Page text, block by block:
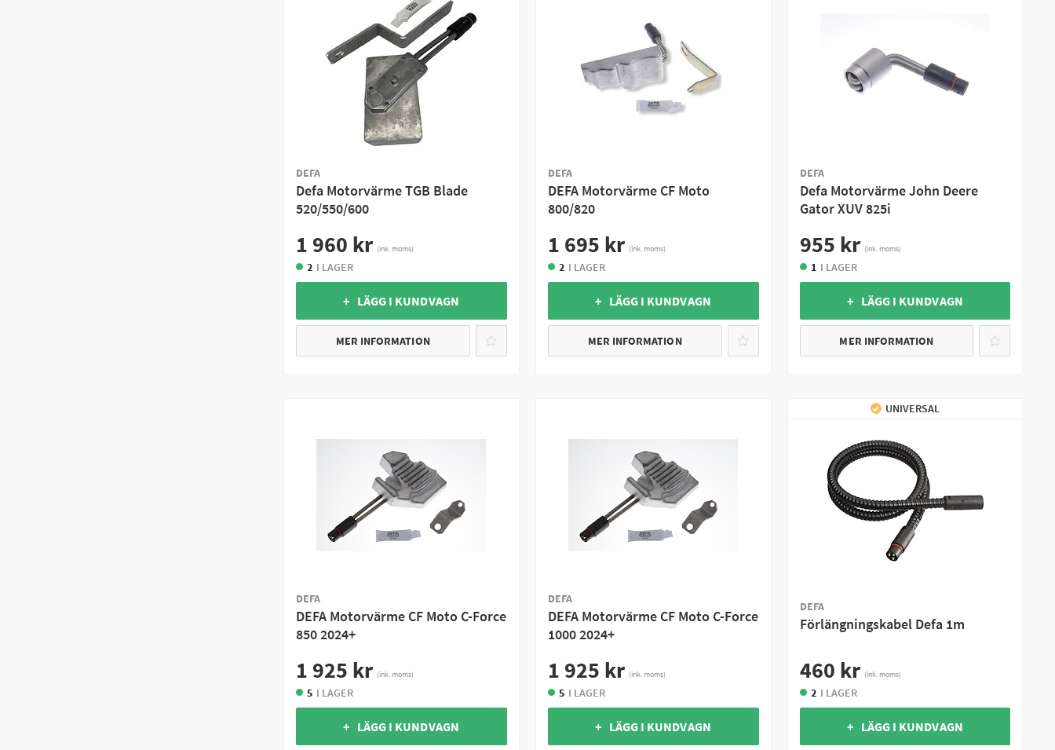
DEFA
Defa Motorvärme TGB Blade
520/550/600
1 960 kr (ink. moms)
2 I LAGER
+ LÄGG I KUNDVAGN
MER INFORMATION
DEFA
DEFA Motorvärme CF Moto
800/820
1 695 kr (ink. moms)
2 I LAGER
+ LÄGG I KUNDVAGN
MER INFORMATION
DEFA
Defa Motorvärme John Deere
Gator XUV 825i
955 kr (ink. moms)
1 I LAGER
+ LÄGG I KUNDVAGN
MER INFORMATION
DEFA
DEFA Motorvärme CF Moto C-Force
850 2024+
1 925 kr (ink. moms)
5 I LAGER
+ LÄGG I KUNDVAGN
DEFA
DEFA Motorvärme CF Moto C-Force
1000 2024+
1 925 kr (ink. moms)
5 I LAGER
+ LÄGG I KUNDVAGN
UNIVERSAL
DEFA
Förlängningskabel Defa 1m
460 kr (ink. moms)
2 I LAGER
+ LÄGG I KUNDVAGN